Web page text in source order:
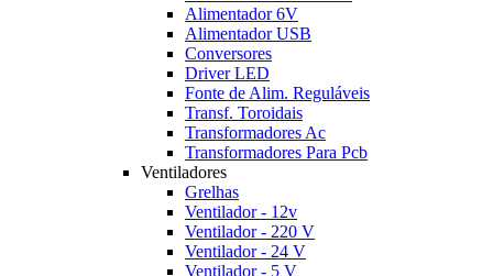
Alimentador 6V
Alimentador USB
Conversores
Driver LED
Fonte de Alim. Reguláveis
Transf. Toroidais
Transformadores Ac
Transformadores Para Pcb
Ventiladores
Grelhas
Ventilador - 12v
Ventilador - 220 V
Ventilador - 24 V
Ventilador - 5 V